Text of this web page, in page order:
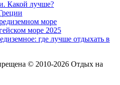
Какой лучше?
море
море 2025
где лучше отдыхать в
© 2010-2026 Отдых на